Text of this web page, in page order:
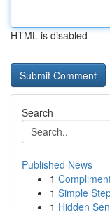
HTML is disabled
Search
Published News
1
1 Simple
1 Hidden